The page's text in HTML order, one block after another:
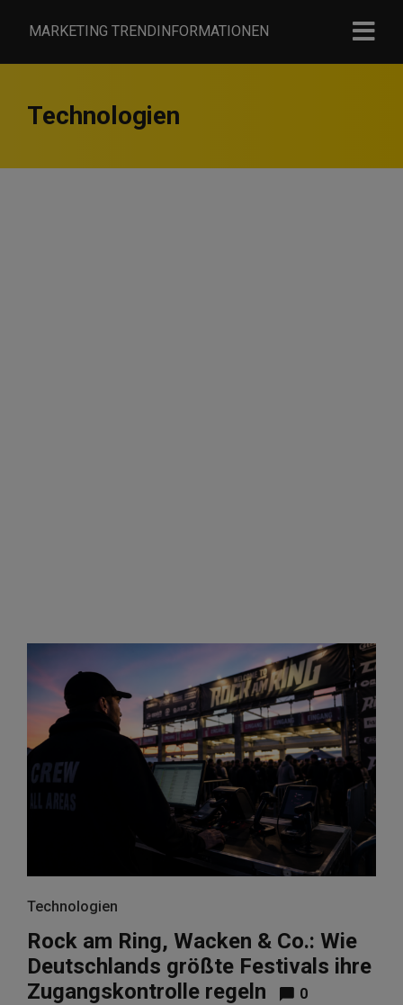
MARKETING TRENDINFORMATIONEN
Technologien
Technologien
Rock am Ring, Wacken & Co.: Wie
Deutschlands größte Festivals ihre
Zugangskontrolle regeln
0